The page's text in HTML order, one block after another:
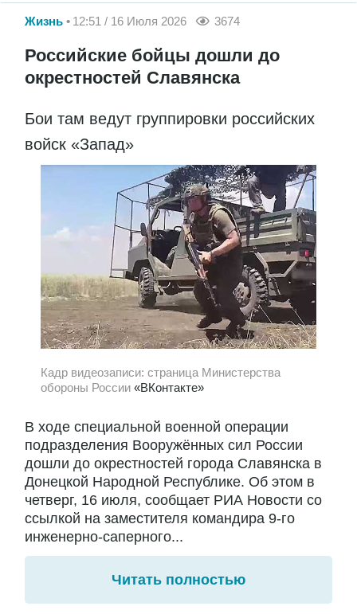
Жизнь 12:51 / 16 Июля 2026 3674
Российские бойцы дошли до
окрестностей Славянска
Бои там ведут группировки российских
войск «Запад»
Кадр видеозаписи: страница Министерства
обороны России «ВКонтакте»
В ходе специальной военной операции
подразделения Вооружённых сил России
дошли до окрестностей города Славянска в
Донецкой Народной Республике. Об этом в
четверг, 16 июля, сообщает РИА Новости со
ссылкой на заместителя командира 9-го
инженерно-саперного...
Читать полностью